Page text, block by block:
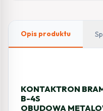
Opis produktu
KONTAKTRON
B-4S
OBUDOWA